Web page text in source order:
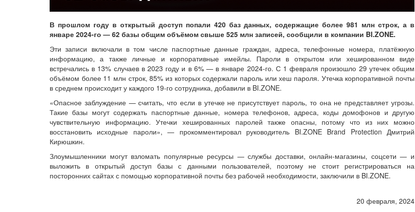
В прошлом году в открытый доступ попали 420 баз данных, содержащие более 981 млн строк, а в
январе 2024‑го — 62 базы общим объёмом свыше 525 млн записей, сообщили в компании BI.ZONE.
Эти записи включали в том числе паспортные данные граждан, адреса, телефонные номера, платёжную
информацию, а также личные и корпоративные имейлы. Пароли в открытом или хешированном виде
встречались в 13% случаев в 2023 году и в 6% — в январе 2024‑го. С 1 февраля произошло 29 утечек общим
объёмом более 11 млн строк, 85% из которых содержали пароль или хеш пароля. Утечка корпоративной почты
в среднем происходит у каждого 19‑го сотрудника, добавили в BI.ZONE.
«Опасное заблуждение — считать, что если в утечке не присутствует пароль, то она не представляет угрозы.
Такие базы могут содержать паспортные данные, номера телефонов, адреса, коды домофонов и другую
чувствительную информацию. Утечки хешированных паролей также опасны, потому что из них можно
восстановить исходные пароли», — прокомментировал руководитель BI.ZONE Brand Protection Дмитрий
Кирюшкин.
Злоумышленники могут взломать популярные ресурсы — службы доставки, онлайн‑магазины, соцсети — и
выложить в открытый доступ базы с данными пользователей, поэтому не стоит регистрироваться на
посторонних сайтах с помощью корпоративной почты без рабочей необходимости, заключили в BI.ZONE.
20 февраля, 2024